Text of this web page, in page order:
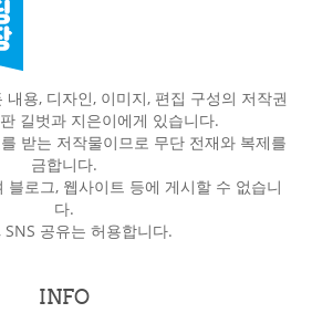
용, 디자인, 이미지, 편집 구성의 저작권
길벗과 지은이에게 있습니다.
받는 저작물이므로 무단 전재와 복제를
금합니다.
블로그, 웹사이트 등에 게시할 수 없습니
다.
SNS 공유는 허용합니다.
INFO